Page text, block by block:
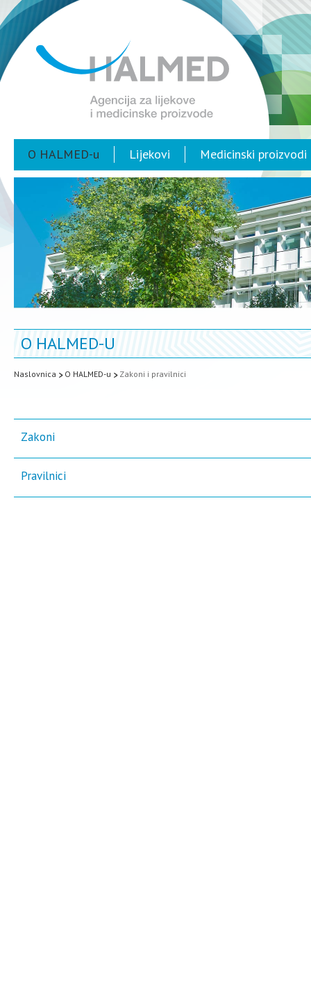
O HALMED-u Lijekovi Medicinski proizvodi
O HALMED-U
Naslovnica O HALMED-u Zakoni i pravilnici
Zakoni
Pravilnici